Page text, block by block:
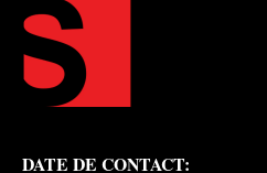
DATE DE CONTACT: